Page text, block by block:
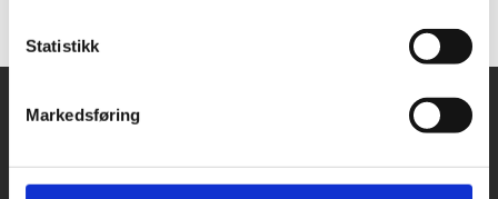
Statistikk
Markedsføring
Presse